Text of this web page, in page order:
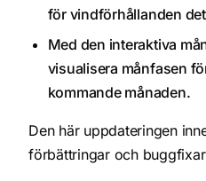
för vindförhållanden
Med den interaktiva
visualisera månfasen
kommande månaden.
Den här uppdateringen
förbättringar och